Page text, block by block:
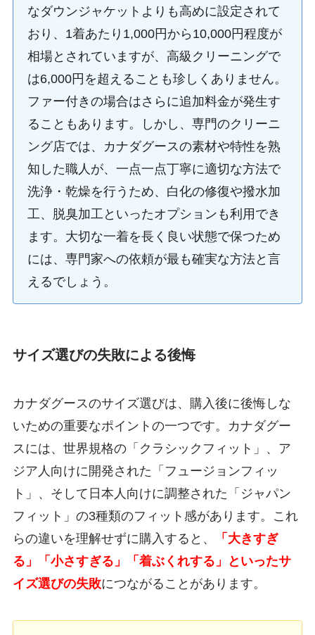
なダウンジャケットよりも高めに設定されて
おり、1着あたり1,000円から10,000円程度が
相場とされていますが、高級クリーニングで
は6,000円を超えることも珍しくありません。
ファー付きの場合はさらに追加料金が発生す
ることもあります。しかし、専門のクリーニ
ング店では、カナダグースの素材や特性を熟
知した職人が、一点一点丁寧に適切な方法で
洗浄・乾燥を行うため、白化の修復や撥水加
工、脱臭加工といったオプションも利用でき
ます。大切な一着を長く良い状態で保つため
には、専門家への依頼が最も確実な方法と言
えるでしょう。
サイズ選びの失敗による後悔
カナダグースのサイズ選びは、購入後に後悔しな
いための重要なポイントの一つです。カナダグー
スには、世界規格の「クラシックフィット」、ア
ジア人向けに開発された「フュージョンフィッ
ト」、そして日本人向けに調整された「ジャパン
フィット」の3種類のフィット感があります。これ
らの違いを理解せずに購入すると、
「大きすぎ
る」「小さすぎる」「着ぶくれする」といったサ
イズ選びの失敗につながることがあります。